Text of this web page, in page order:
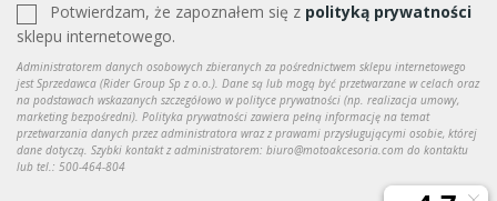
Potwierdzam, że zapoznałem się z polityką prywatności
sklepu internetowego.
Administratorem danych osobowych zbieranych za pośrednictwem sklepu internetowego
jest Sprzedawca (Rider Group Sp z o.o.). Dane są lub mogą być przetwarzane w celach oraz
na podstawach wskazanych szczegółowo w polityce prywatności (np. realizacja umowy,
marketing bezpośredni). Polityka prywatności zawiera pełną informację na temat
przetwarzania danych przez administratora wraz z prawami przysługującymi osobie, której
dane dotyczą. Szybki kontakt z administratorem: biuro@motoakcesoria.com do kontaktu
lub tel.: 500-464-804